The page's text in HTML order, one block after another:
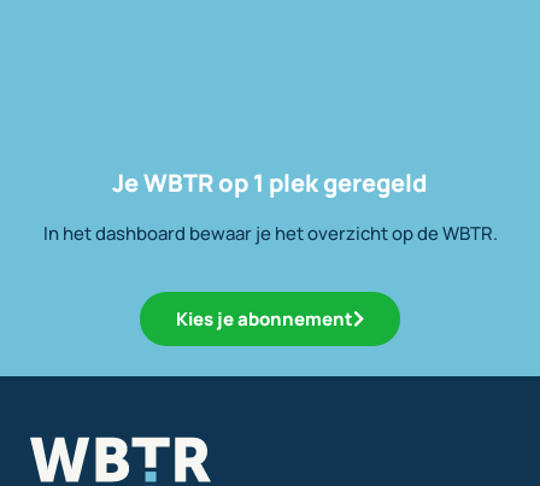
Je WBTR op 1 plek geregeld
In het dashboard bewaar je het overzicht op de WBTR.
Kies je abonnement